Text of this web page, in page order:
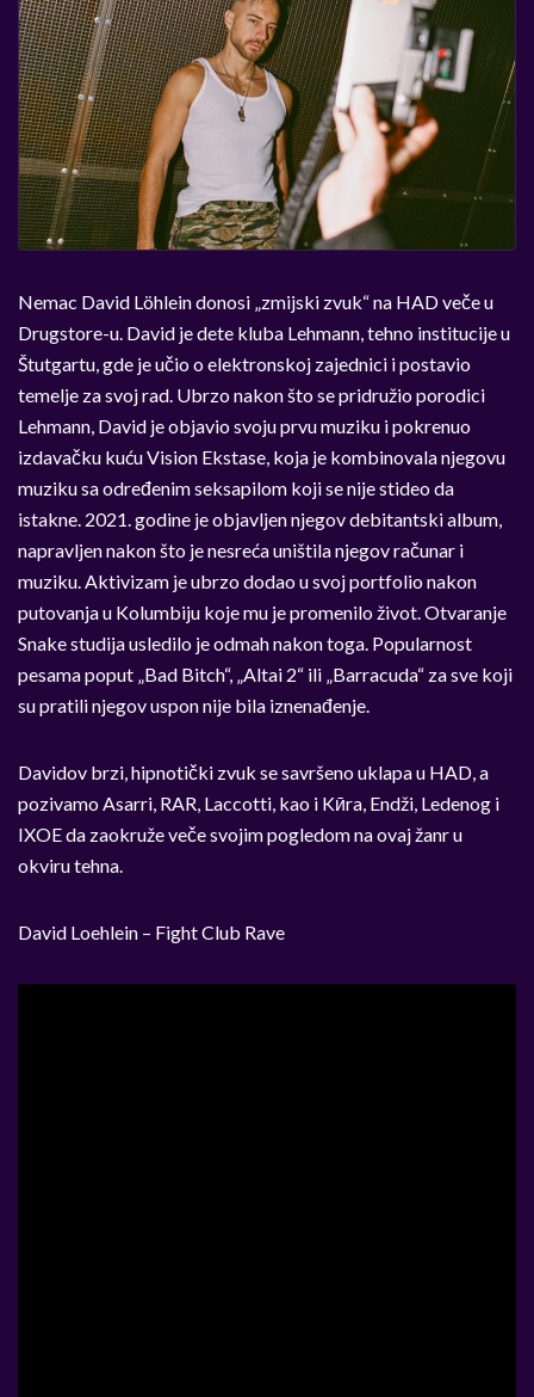
Nemac David Löhlein donosi „zmijski zvuk“ na HAD veče u
Drugstore-u. David je dete kluba Lehmann, tehno institucije u
Štutgartu, gde je učio o elektronskoj zajednici i postavio
temelje za svoj rad. Ubrzo nakon što se pridružio porodici
Lehmann, David je objavio svoju prvu muziku i pokrenuo
izdavačku kuću Vision Ekstase, koja je kombinovala njegovu
muziku sa određenim seksapilom koji se nije stideo da
istakne. 2021. godine je objavljen njegov debitantski album,
napravljen nakon što je nesreća uništila njegov računar i
muziku. Aktivizam je ubrzo dodao u svoj portfolio nakon
putovanja u Kolumbiju koje mu je promenilo život. Otvaranje
Snake studija usledilo je odmah nakon toga. Popularnost
pesama poput „Bad Bitch“, „Altai 2“ ili „Barracuda“ za sve koji
su pratili njegov uspon nije bila iznenađenje.
Davidov brzi, hipnotički zvuk se savršeno uklapa u HAD, a
pozivamo Asarri, RAR, Laccotti, kao i Kӣra, Endži, Ledenog i
IXOE da zaokruže veče svojim pogledom na ovaj žanr u
okviru tehna.
David Loehlein – Fight Club Rave